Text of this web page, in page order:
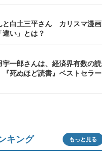
と白土三平さん カリスマ漫画
い」とは？
宇一郎さんは、経済界有数の読
死ぬほど読書』ベストセラー
キング もっと見る